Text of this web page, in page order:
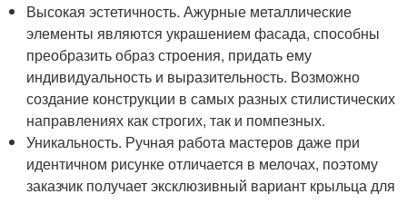
Высокая эстетичность. Ажурные металлические
элементы являются украшением фасада, способны
преобразить образ строения, придать ему
индивидуальность и выразительность. Возможно
создание конструкции в самых разных стилистических
направлениях как строгих, так и помпезных.
Уникальность. Ручная работа мастеров даже при
идентичном рисунке отличается в мелочах, поэтому
заказчик получает эксклюзивный вариант крыльца для